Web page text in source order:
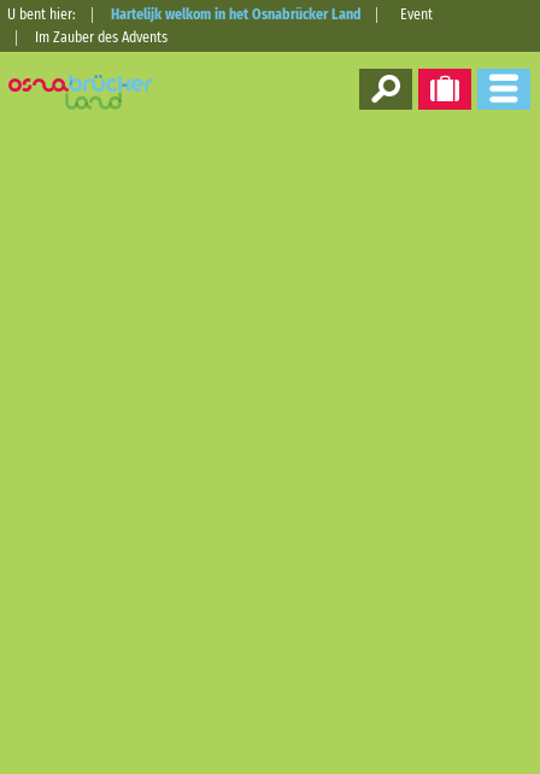
U bent hier: Hartelijk welkom in het Osnabrücker Land
Event
Im Zauber des Advents